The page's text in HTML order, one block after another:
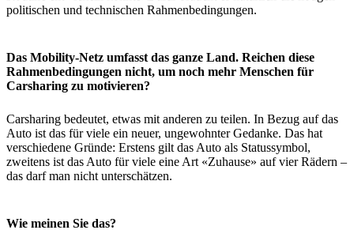
politischen und technischen Rahmenbedingungen.
Das Mobility-Netz umfasst das ganze Land. Reichen diese
Rahmenbedingungen nicht, um noch mehr Menschen für
Carsharing zu motivieren?
Carsharing bedeutet, etwas mit anderen zu teilen. In Bezug auf das
Auto ist das für viele ein neuer, ungewohnter Gedanke. Das hat
verschiedene Gründe: Erstens gilt das Auto als Statussymbol,
zweitens ist das Auto für viele eine Art «Zuhause» auf vier Rädern –
das darf man nicht unterschätzen.
Wie meinen Sie das?